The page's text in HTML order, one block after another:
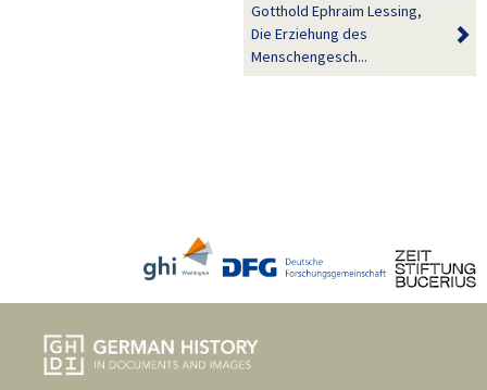
Gotthold Ephraim Lessing,
Die Erziehung des
Menschengesch...